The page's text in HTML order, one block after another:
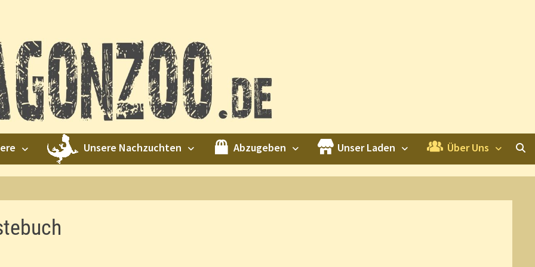
Unsere Nachzuchten Abzugeben Unser Laden Über Uns